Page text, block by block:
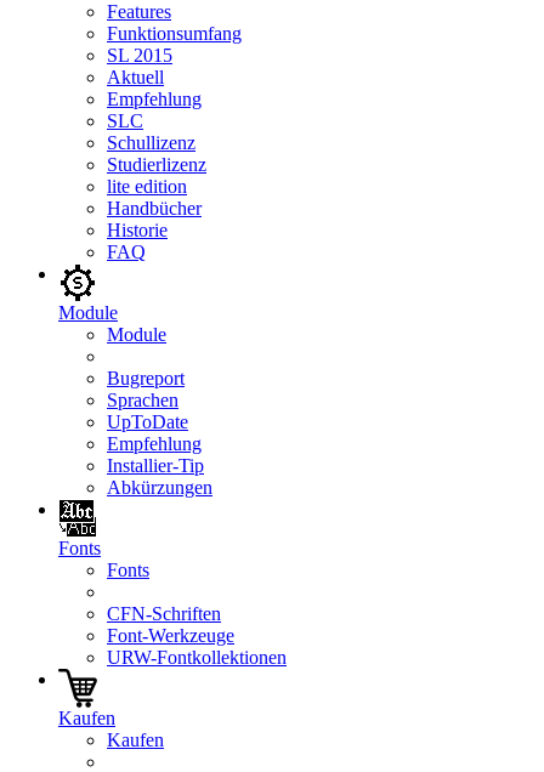
Features
Funktionsumfang
SL 2015
Aktuell
Empfehlung
SLC
Schullizenz
Studierlizenz
lite edition
Handbücher
Historie
FAQ
Module
Module
Bugreport
Sprachen
UpToDate
Empfehlung
Installier-Tip
Abkürzungen
Fonts
Fonts
CFN-Schriften
Font-Werkzeuge
URW-Fontkollektionen
Kaufen
Kaufen